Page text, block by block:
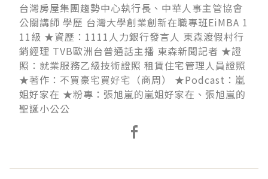
台灣房屋集團趨勢中心執行長、中華人事主管協會
公關講師 學歷 台灣大學創業創新在職專班EiMBA 1
11級 ★資歷：1111人力銀行發言人 東森渡假村行
銷經理 TVB歐洲台普通話主播 東森新聞記者 ★證
照：就業服務乙級技術證照 租賃住宅管理人員證照
★著作：不買豪宅買好宅（商周） ★Podcast：嵐
姐好家在 ★粉專：張旭嵐的嵐姐好家在、張旭嵐的
聖誕小公公